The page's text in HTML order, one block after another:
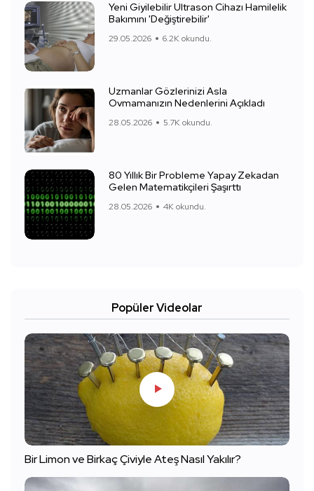
Yeni Giyilebilir Ultrason Cihazı Hamilelik
Bakımını 'Değiştirebilir'
29.05.2026 6.2K okundu.
Uzmanlar Gözlerinizi Asla
Ovmamanızın Nedenlerini Açıkladı
28.05.2026 5.7K okundu.
80 Yıllık Bir Probleme Yapay Zekadan
Gelen Matematikçileri Şaşırttı
28.05.2026 4K okundu.
Popüler Videolar
Bir Limon ve Birkaç Çiviyle Ateş Nasıl Yakılır?